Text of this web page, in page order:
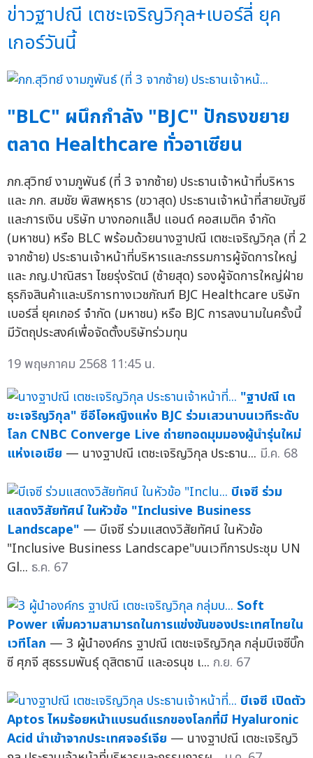
ข่าวฐาปณี เตชะเจริญวิกุล+เบอร์ลี่ ยุค
เกอร์วันนี้
"BLC" ผนึกกำลัง "BJC" ปักธงขยาย
ตลาด Healthcare ทั่วอาเซียน
ภก.สุวิทย์ งามภูพันธ์ (ที่ 3 จากซ้าย) ประธานเจ้าหน้าที่บริหาร
และ ภก. สมชัย พิสพหุธาร (ขวาสุด) ประธานเจ้าหน้าที่สายบัญชี
และการเงิน บริษัท บางกอกแล็ป แอนด์ คอสเมติค จำกัด
(มหาชน) หรือ BLC พร้อมด้วยนางฐาปณี เตชะเจริญวิกุล (ที่ 2
จากซ้าย) ประธานเจ้าหน้าที่บริหารและกรรมการผู้จัดการใหญ่
และ ภญ.ปาณิสรา ไชยรุ่งรัตน์ (ซ้ายสุด) รองผู้จัดการใหญ่ฝ่าย
ธุรกิจสินค้าและบริการทางเวชภัณฑ์ BJC Healthcare บริษัท
เบอร์ลี่ ยุคเกอร์ จำกัด (มหาชน) หรือ BJC การลงนามในครั้งนี้
มีวัตถุประสงค์เพื่อจัดตั้งบริษัทร่วมทุน
19 พฤษภาคม 2568 11:45 น.
"ฐาปณี เต
ชะเจริญวิกุล" ซีอีโอหญิงแห่ง BJC ร่วมเสวนาบนเวทีระดับ
โลก CNBC Converge Live ถ่ายทอดมุมมองผู้นำรุ่นใหม่
แห่งเอเชีย — นางฐาปณี เตชะเจริญวิกุล ประธาน... มี.ค. 68
บีเจซี ร่วม
แสดงวิสัยทัศน์ ในหัวข้อ "Inclusive Business
Landscape" — บีเจซี ร่วมแสดงวิสัยทัศน์ ในหัวข้อ
"Inclusive Business Landscape"บนเวทีการประชุม UN
Gl... ธ.ค. 67
Soft
Power เพิ่มความสามารถในการแข่งขันของประเทศไทยใน
เวทีโลก — 3 ผู้นำองค์กร ฐาปณี เตชะเจริญวิกุล กลุ่มบีเจซีบิ๊ก
ซี ศุภจี สุธรรมพันธุ์ ดุสิตธานี และอรนุช เ... ก.ย. 67
บีเจซี เปิดตัว
Aptos ไหมร้อยหน้าแบรนด์แรกของโลกที่มี Hyaluronic
Acid นำเข้าจากประเทศจอร์เจีย — นางฐาปณี เตชะเจริญวิ